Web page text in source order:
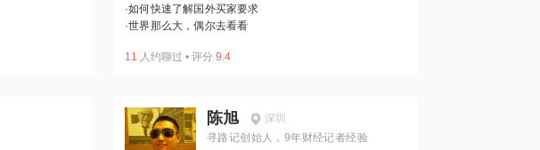
·如何快速了解国外买家要求
·世界那么大，偶尔去看看
11 人约聊过 • 评分 9.4
陈旭
深圳
寻路记创始人，9年财经记者经验